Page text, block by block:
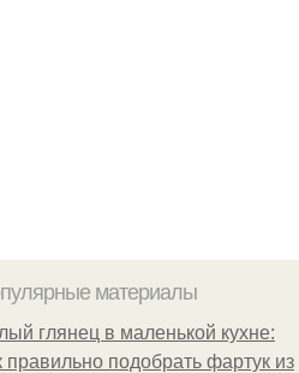
материалы
глянец в маленькой кухне:
правильно подобрать фартук из